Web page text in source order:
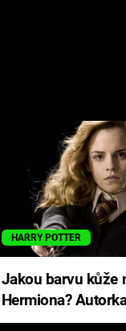
HARRY POTTER
Jakou barvu kůže
Hermiona?
Pottera přišla s